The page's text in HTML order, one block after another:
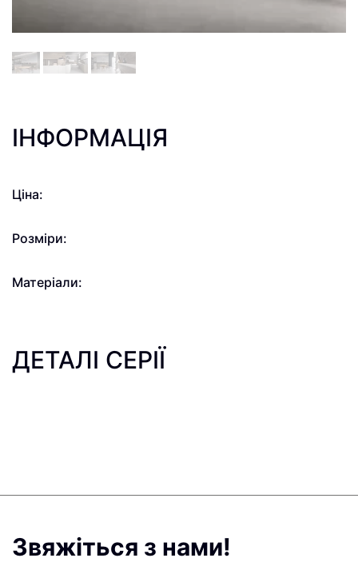
ІНФОРМАЦІЯ
Ціна:
Розміри:
Матеріали:
ДЕТАЛІ СЕРІЇ
Звяжіться з нами!